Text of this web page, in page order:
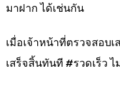
มาฝาก ได้เช่นกัน
เมื่อเจ้าหน้าที่ตรวจสอบ
เสร็จสิ้นทันที #รวดเร็ว ไ